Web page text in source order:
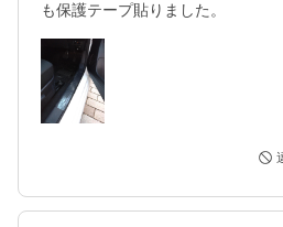
も保護テープ貼りました。